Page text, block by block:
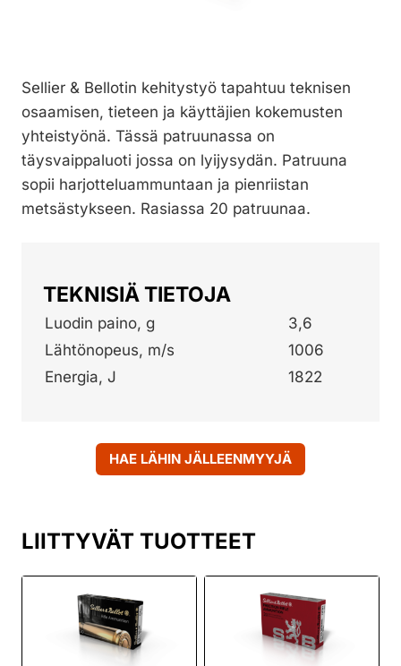
Sellier & Bellotin kehitystyö tapahtuu teknisen
osaamisen, tieteen ja käyttäjien kokemusten
yhteistyönä. Tässä patruunassa on
täysvaippaluoti jossa on lyijysydän. Patruuna
sopii harjotteluammuntaan ja pienriistan
metsästykseen. Rasiassa 20 patruunaa.
TEKNISIÄ TIETOJA
Luodin paino, g
3,6
Lähtönopeus, m/s
1006
Energia, J
1822
HAE LÄHIN JÄLLEENMYYJÄ
LIITTYVÄT TUOTTEET